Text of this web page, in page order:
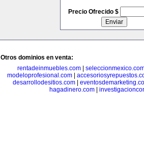
Precio Ofrecido $
Otros dominios en venta:
rentadeinmuebles.com
modeloprofesional.com|
desarrollodesitios.com|
hagadinero.com|